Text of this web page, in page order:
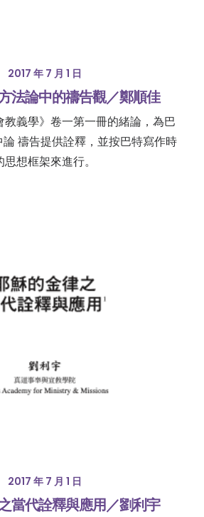
2017 年 7 月 1 日
法論中的禱告觀／鄭順佳
義學》卷一第一冊的緒論，為巴
禱告提供詮釋，並按巴特寫作時
思想框架來進行。
2017 年 7 月 1 日
當代詮釋與應用／劉利宇